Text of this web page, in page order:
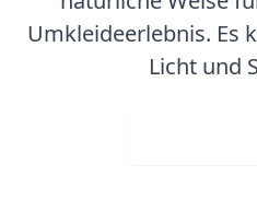
Umkleideerlebnis. Es
Licht und